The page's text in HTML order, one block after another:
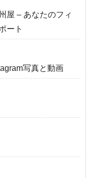
屋 – あなたのフィ
ート
写真と動画